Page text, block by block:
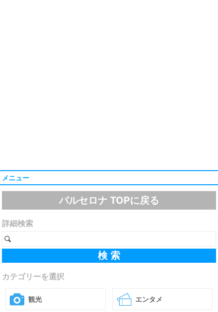
メニュー
バルセロナ TOPに戻る
詳細検索
カテゴリーを選択
観光 エンタメ